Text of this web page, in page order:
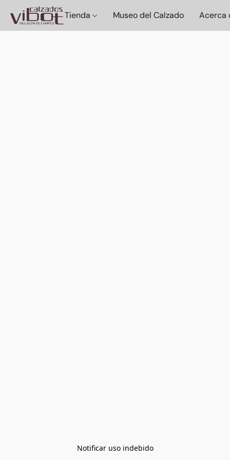
Tienda Museo del Calzado Acerca
Notificar uso indebido